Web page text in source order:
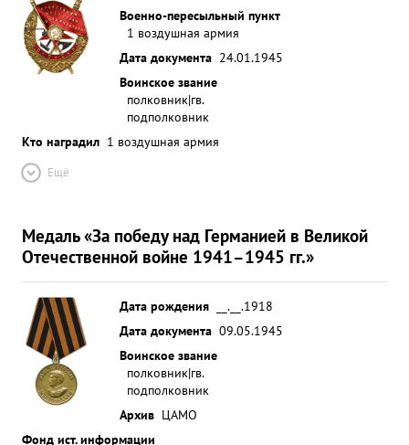
Военно-пересыльный пункт
1 воздушная армия
Дата документа 24.01.1945
Воинское звание
полковник|гв.
подполковник
Кто наградил 1 воздушная армия
Ещё
Медаль «За победу над Германией в Великой
Отечественной войне 1941–1945 гг.»
Дата рождения
__.__.1918
Дата документа 09.05.1945
Воинское звание
полковник|гв.
подполковник
Архив ЦАМО
Фонд ист. информации